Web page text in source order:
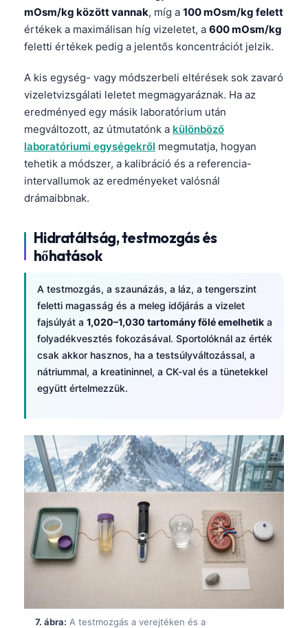
mOsm/kg között vannak, míg a 100 mOsm/kg felett
értékek a maximálisan híg vizeletet, a 600 mOsm/kg
feletti értékek pedig a jelentős koncentrációt jelzik.
A kis egység- vagy módszerbeli eltérések sok zavaró
vizeletvizsgálati leletet megmagyaráznak. Ha az
eredményed egy másik laboratórium után
megváltozott, az útmutatónk a különböző
laboratóriumi egységekről megmutatja, hogyan
tehetik a módszer, a kalibráció és a referencia-
intervallumok az eredményeket valósnál
drámaibbnak.
Hidratáltság, testmozgás és
hőhatások
A testmozgás, a szaunázás, a láz, a tengerszint
feletti magasság és a meleg időjárás a vizelet
fajsúlyát a 1,020–1,030 tartomány fölé emelhetik a
folyadékvesztés fokozásával. Sportolóknál az érték
csak akkor hasznos, ha a testsúlyváltozással, a
nátriummal, a kreatininnel, a CK-val és a tünetekkel
együtt értelmezzük.
7. ábra: A testmozgás a verejtéken és a
ဗမာစာ
ភាសាខ្មែរ
Kiswahili
Українська
O‘zbekcha
Suomi
Slovenčina
كوردی‎
پښتو
සිංහල
Galego
Latviešu valoda
Македонски јазик
Euskara
Gàidhlig
Occitan
Afrikaans
Монгол